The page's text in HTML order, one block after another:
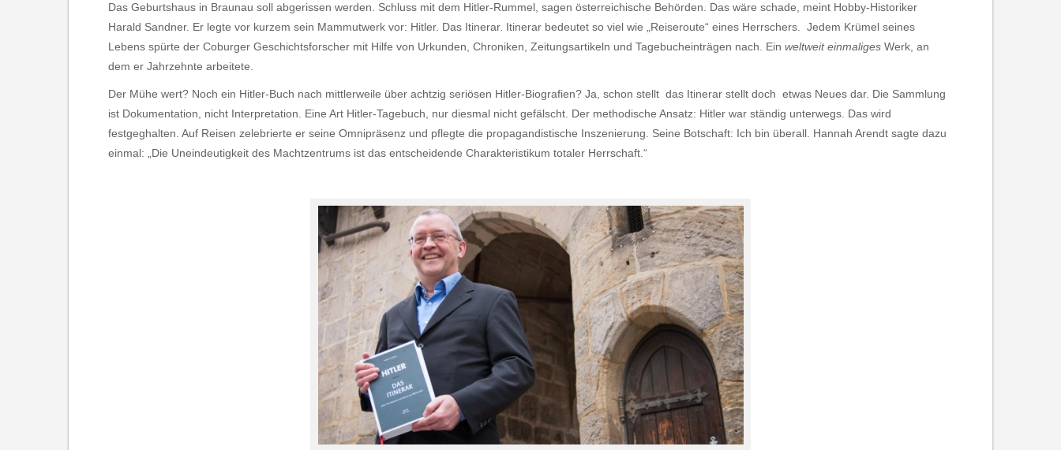
Das Geburtshaus in Braunau soll abgerissen werden. Schluss mit dem Hitler-Rummel, sagen österreichische Behörden. Das wäre schade, meint Hobby-Historiker
Harald Sandner. Er legte vor kurzem sein Mammutwerk vor: Hitler. Das Itinerar. Itinerar bedeutet so viel wie „Reiseroute“ eines Herrschers. Jedem Krümel seines
Lebens spürte der Coburger Geschichtsforscher mit Hilfe von Urkunden, Chroniken, Zeitungsartikeln und Tagebucheinträgen nach. Ein weltweit einmaliges Werk, an
dem er Jahrzehnte arbeitete.
Der Mühe wert? Noch ein Hitler-Buch nach mittlerweile über achtzig seriösen Hitler-Biografien? Ja, schon stellt das Itinerar stellt doch etwas Neues dar. Die Sammlung
ist Dokumentation, nicht Interpretation. Eine Art Hitler-Tagebuch, nur diesmal nicht gefälscht. Der methodische Ansatz: Hitler war ständig unterwegs. Das wird
festgeghalten. Auf Reisen zelebrierte er seine Omnipräsenz und pflegte die propagandistische Inszenierung. Seine Botschaft: Ich bin überall. Hannah Arendt sagte dazu
einmal: „Die Uneindeutigkeit des Machtzentrums ist das entscheidende Charakteristikum totaler Herrschaft.“